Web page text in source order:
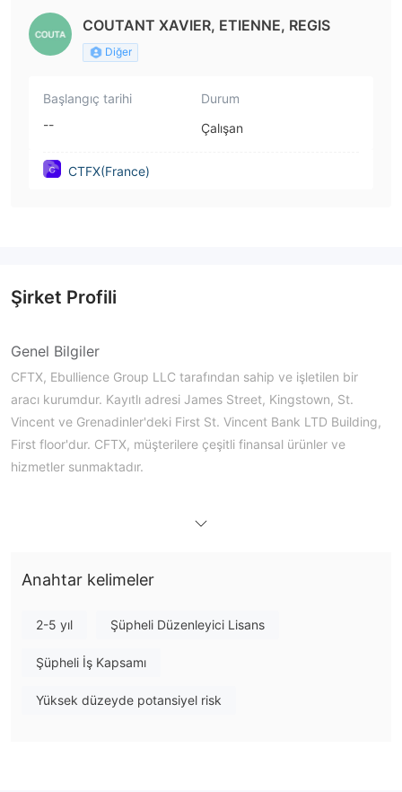
COUTANT XAVIER, ETIENNE, REGIS
Diğer
Başlangıç tarihi
--
Durum
Çalışan
CTFX(France)
Şirket Profili
Genel Bilgiler
CFTX, Ebullience Group LLC tarafından sahip ve işletilen bir
aracı kurumdur. Kayıtlı adresi James Street, Kingstown, St.
Vincent ve Grenadinler'deki First St. Vincent Bank LTD Building,
First floor'dur. CFTX, müşterilere çeşitli finansal ürünler ve
hizmetler sunmaktadır.
Bu aracı kurumun geçerli bir
kurumsal finansal düzenleyici otoritelerin denetimi olmadan
anlaşmazlık çözüm seçenekleri, fonlarla ilgili potansiyel güvenlik
endişeleri beraberinde getirir. CTFX gibi düzenlenmemiş bir
olması ve aracı kurumun düzenleyici durumunu detaylı bir
Anahtar kelimeler
2-5 yıl Şüpheli Düzenleyici Lisans
Şüpheli İş Kapsamı
Yüksek düzeyde potansiyel risk